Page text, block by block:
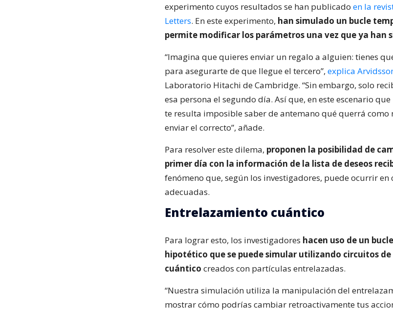
experimento cuyos resultados se han publicado en la
Letters. En este experimento, han simulado un bucle
permite modificar los parámetros una vez que ya han
“Imagina que quieres enviar un regalo a alguien: tienes
para asegurarte de que llegue el tercero”, explica
Laboratorio Hitachi de Cambridge. “Sin embargo, solo
esa persona el segundo día. Así que, en este escenario
te resulta imposible saber de antemano qué querrá como
enviar el correcto”, añade.
Para resolver este dilema, proponen la posibilidad de
primer día con la información de la lista de deseos
fenómeno que, según los investigadores, puede ocurrir en
adecuadas.
Entrelazamiento cuántico
Para lograr esto, los investigadores hacen uso de un
hipotético que se puede simular utilizando circuitos
cuántico creados con partículas entrelazadas.
“Nuestra simulación utiliza la manipulación del
mostrar cómo podrías cambiar retroactivamente tus